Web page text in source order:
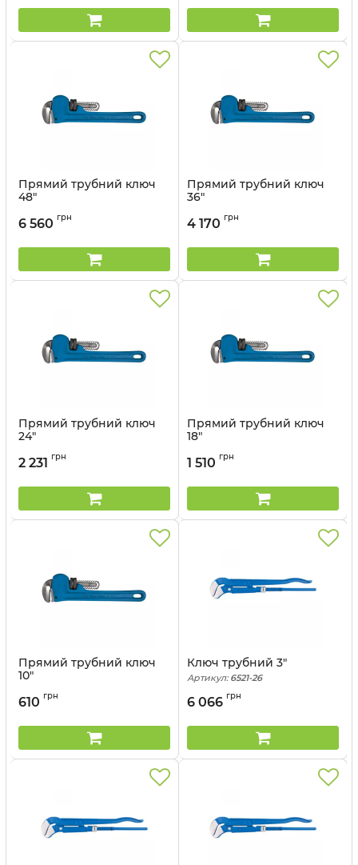
Прямий трубний ключ
48"
6 560 грн
Прямий трубний ключ
36"
4 170 грн
Прямий трубний ключ
24"
2 231 грн
Прямий трубний ключ
18"
1 510 грн
Прямий трубний ключ
10"
610 грн
Ключ трубний 3"
Артикул: 6521-26
6 066 грн